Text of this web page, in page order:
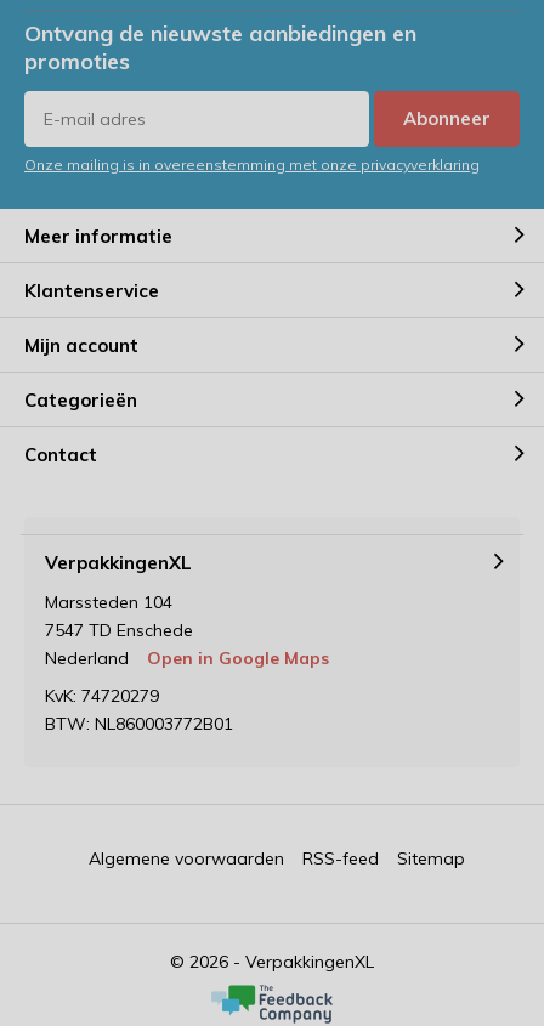
Ontvang de nieuwste aanbiedingen en
promoties
Abonneer
Onze mailing is in overeenstemming met onze privacyverklaring
Meer informatie
Klantenservice
Mijn account
Categorieën
Contact
VerpakkingenXL
Marssteden 104
7547 TD Enschede
Nederland
Open in Google Maps
KvK: 74720279
BTW: NL860003772B01
© 2026 - VerpakkingenXL
Algemene voorwaarden RSS-feed Sitemap